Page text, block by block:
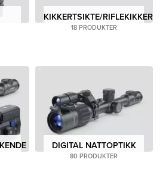
mer effektiv og mer vellykket
oss og våre forhandlere.
produkter finner du hos
e.
KIKKERTSIKTE/RIFLEKIKKERT
18 PRODUKTER
DIGITAL NATTOPTIKK
80 PRODUKTER